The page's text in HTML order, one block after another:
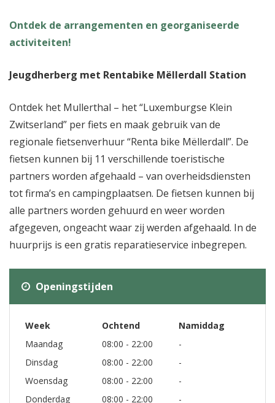
Ontdek de arrangementen en georganiseerde
activiteiten!
Jeugdherberg met Rentabike Mëllerdall Station
Ontdek het Mullerthal – het “Luxemburgse Klein
Zwitserland” per fiets en maak gebruik van de
regionale fietsenverhuur “Renta bike Mëllerdall”. De
fietsen kunnen bij 11 verschillende toeristische
partners worden afgehaald – van overheidsdiensten
tot firma’s en campingplaatsen. De fietsen kunnen bij
alle partners worden gehuurd en weer worden
afgegeven, ongeacht waar zij werden afgehaald. In de
huurprijs is een gratis reparatieservice inbegrepen.
Openingstijden
Week Ochtend
Namiddag
Maandag
08:00 - 22:00
-
Dinsdag
08:00 - 22:00
-
Woensdag
08:00 - 22:00
-
Donderdag
08:00 - 22:00 -